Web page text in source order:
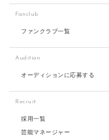
Fanclub
ファンクラブ一覧
Audition
オーディションに応募する
Recruit
採用一覧
芸能マネージャー